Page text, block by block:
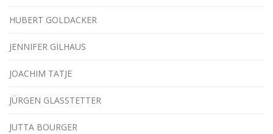
HUBERT GOLDACKER
JENNIFER GILHAUS
JOACHIM TATJE
JÜRGEN GLASSTETTER
JUTTA BOURGER